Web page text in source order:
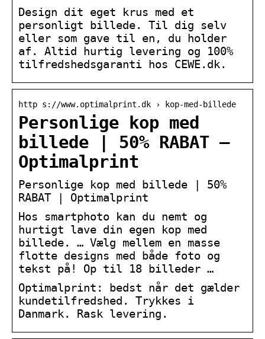
Design dit eget krus med et
personligt billede. Til dig selv
eller som gave til en, du holder
af. Altid hurtig levering og 100%
tilfredshedsgaranti hos CEWE.dk.
http s://www.optimalprint.dk › kop-med-billede
Personlige kop med
billede | 50% RABAT –
Optimalprint
Personlige kop med billede | 50%
RABAT | Optimalprint
Hos smartphoto kan du nemt og
hurtigt lave din egen kop med
billede. … Vælg mellem en masse
flotte designs med både foto og
tekst på! Op til 18 billeder …
Optimalprint: bedst når det gælder
kundetilfredshed. Trykkes i
Danmark. Rask levering.